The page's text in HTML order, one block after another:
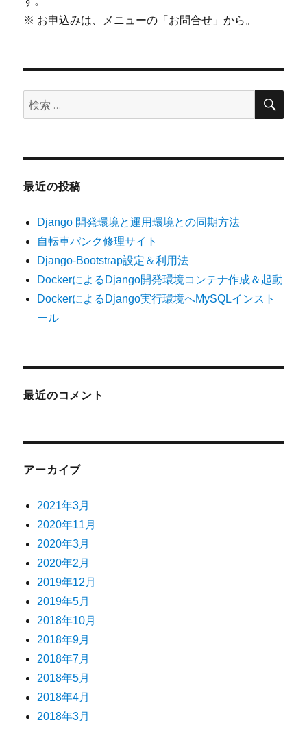
※ お申込みは、メニューの「お問合せ」から。
検
索:
検
最近の投稿
Django 開発環境と運用環境との同期方法
自転車パンク修理サイト
Django-Bootstrap設定＆利用法
DockerによるDjango開発環境コンテナ作成＆起動
DockerによるDjango実行環境へMySQLインスト
ール
最近のコメント
アーカイブ
2021年3月
2020年11月
2020年3月
2020年2月
2019年12月
2019年5月
2018年10月
2018年9月
2018年7月
2018年5月
2018年4月
2018年3月